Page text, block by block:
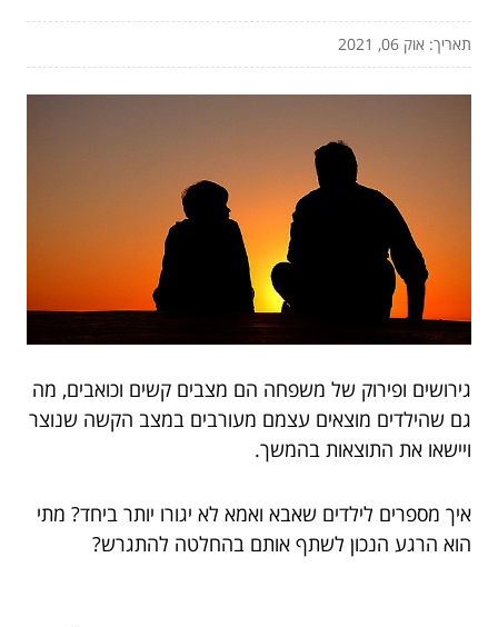
תאריך: אוק 06, 2021
גירושים ופירוק של משפחה הם מצבים קשים וכואבים, מה
גם שהילדים מוצאים עצמם מעורבים במצב הקשה שנוצר
ויישאו את התוצאות בהמשך.
איך מספרים לילדים שאבא ואמא לא יגורו יותר ביחד? מתי
הוא הרגע הנכון לשתף אותם בהחלטה להתגרש?